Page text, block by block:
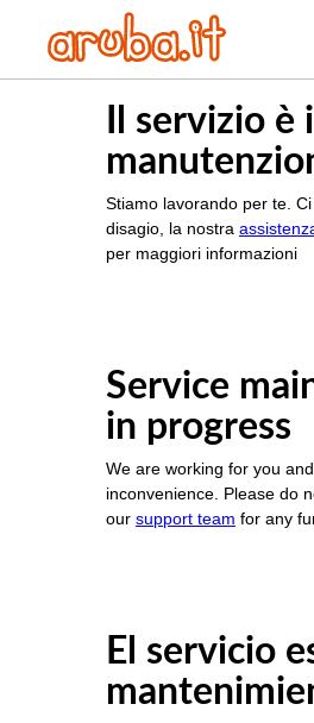
Il servizio è
Stiamo lavorando per te.
disagio, la nostra
per maggiori informazioni
Service
in progress
We are working for you
inconvenience. Please do
our support team for any
El servicio